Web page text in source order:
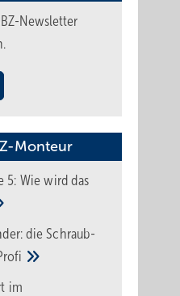
Newsletter
Monteur
5: Wie wird das
die Schraub­
im